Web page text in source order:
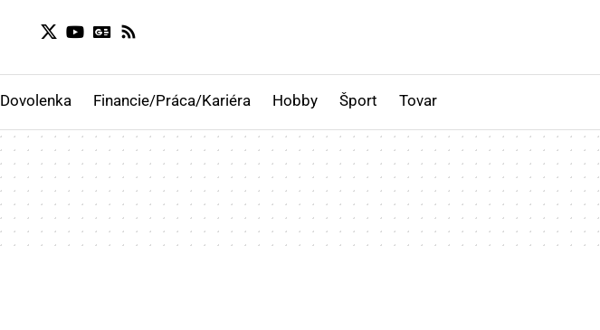
Dovolenka Financie/Práca/Kariéra Hobby Šport Tovar